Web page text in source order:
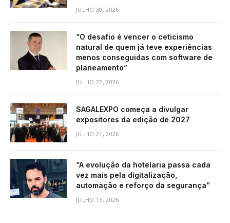
JULHO 30, 2026
“O desafio é vencer o ceticismo
natural de quem já teve experiências
menos conseguidas com software de
planeamento”
JULHO 22, 2026
SAGALEXPO começa a divulgar
expositores da edição de 2027
JULHO 21, 2026
“A evolução da hotelaria passa cada
vez mais pela digitalização,
automação e reforço da segurança”
JULHO 15, 2026